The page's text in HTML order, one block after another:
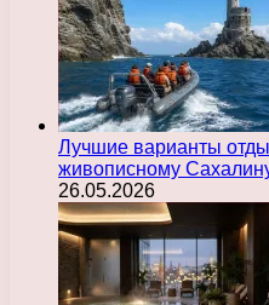
Лучшие варианты
живописному
26.05.2026